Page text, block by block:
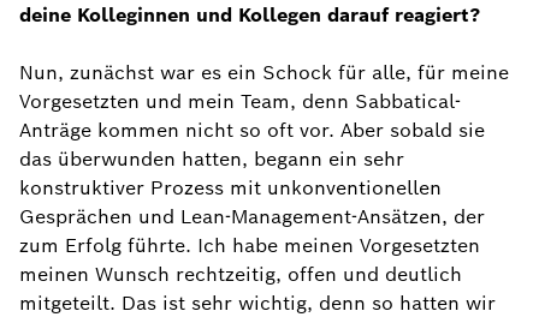
deine Kolleginnen und Kollegen darauf reagiert?
Nun, zunächst war es ein Schock für alle, für meine
Vorgesetzten und mein Team, denn Sabbatical-
Anträge kommen nicht so oft vor. Aber sobald sie
das überwunden hatten, begann ein sehr
konstruktiver Prozess mit unkonventionellen
Gesprächen und Lean-Management-Ansätzen, der
zum Erfolg führte. Ich habe meinen Vorgesetzten
meinen Wunsch rechtzeitig, offen und deutlich
mitgeteilt. Das ist sehr wichtig, denn so hatten wir